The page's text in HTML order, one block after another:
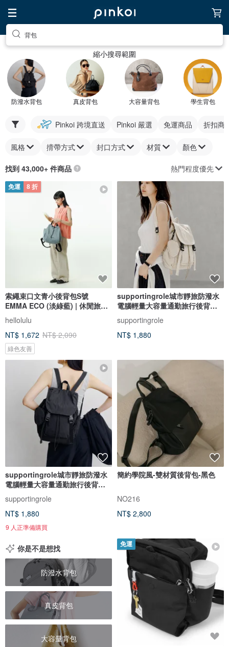
背包
縮小搜尋範圍
防潑水背包 真皮背包 大容量背包 學生背包
Pinkoi 跨境直送 Pinkoi 嚴選 免運商品 折扣商
風格 揹帶方式 封口方式 材質 顏色
找到 43,000+ 件商品 熱門程度優先
免運 8 折
索繩束口文青小後背包S號
EMMA ECO (淡綠藍) | 休閒旅行
雙肩包
hellolulu
NT$ 1,672 NT$ 2,090
綠色友善
supportingrole城市靜旅防潑水
電腦輕量大容量通勤旅行後背包
supportingrole
NT$ 1,880
supportingrole城市靜旅防潑水
電腦輕量大容量通勤旅行後背包
supportingrole
NT$ 1,880
9 人正準備購買
簡約學院風-雙材質後背包-黑色
NO216
NT$ 2,800
你是不是想找
防潑水背包
真皮背包
大容量背包
免運